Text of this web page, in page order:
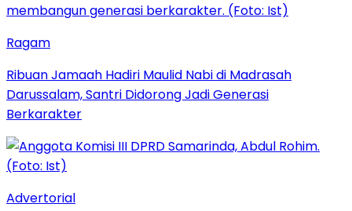
Ragam
Ribuan Jamaah Hadiri Maulid Nabi di Madrasah
Darussalam, Santri Didorong Jadi Generasi
Berkarakter
Advertorial